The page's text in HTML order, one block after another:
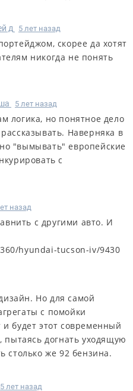
д 5 лет назад
скорее да хотят
никогда не понять
5 лет назад
логика, но понятное дело
Наверняка в
"вымывать" европейские
с
назад
с другими авто. И
hyundai-tucson-iv/9430
Но для самой
с помойки
будет этот современный
пытаясь догнать уходящую
столько же 92 бензина.
5 лет назад